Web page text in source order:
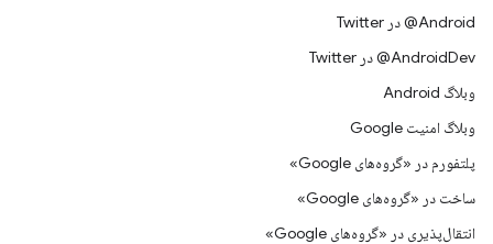
Android@ در Twitter
AndroidDev@ در Twitter
وبلاگ Android
وبلاگ امنیت Google
پلتفورم در «گروه‌های Google»
ساخت در «گروه‌های Google»
انتقال‌پذیری در «گروه‌های Google»